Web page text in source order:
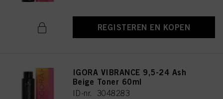
REGISTEREN EN KOPEN
IGORA VIBRANCE 9,5-24 Ash
Beige Toner 60ml
ID-nr. 3048283